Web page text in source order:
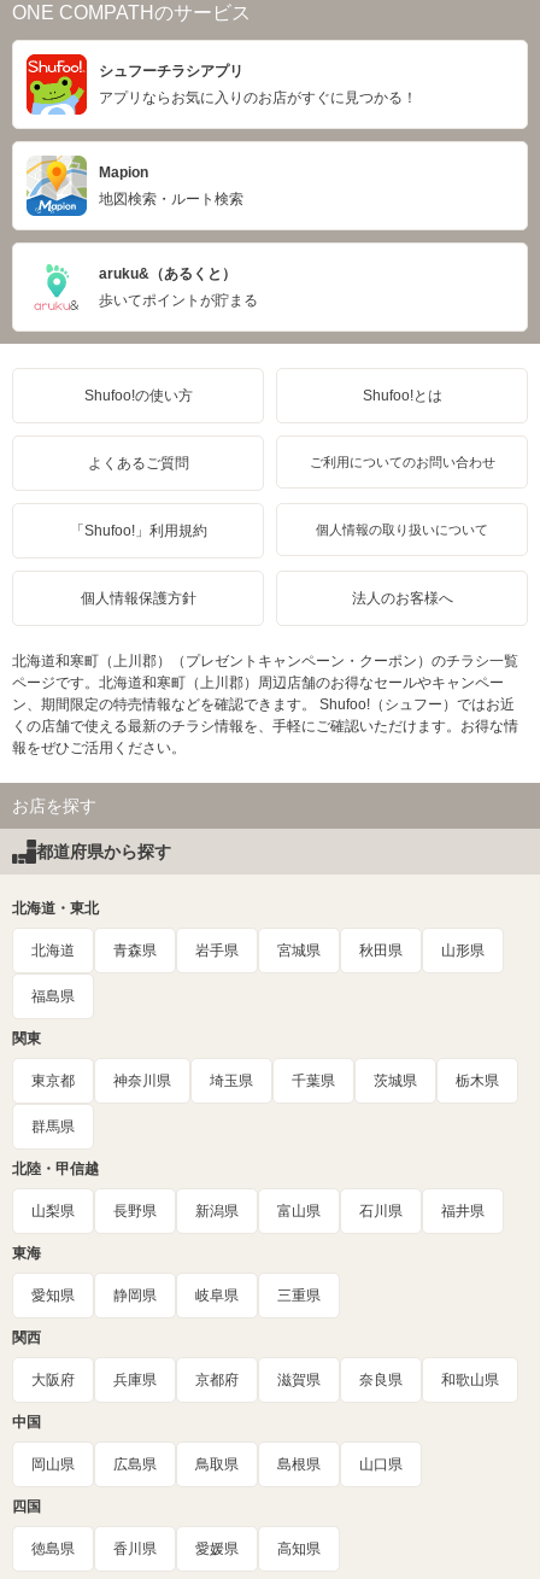
ONE COMPATHのサービス
シュフーチラシアプリ
アプリならお気に入りのお店がすぐに見つかる！
Mapion
地図検索・ルート検索
aruku&（あるくと）
歩いてポイントが貯まる
Shufoo!の使い方 Shufoo!とは
よくあるご質問 ご利用についてのお問い合わせ
「Shufoo!」利用規約 個人情報の取り扱いについて
個人情報保護方針 法人のお客様へ
北海道和寒町（上川郡）（プレゼントキャンペーン・クーポン）のチラシ一覧
ページです。北海道和寒町（上川郡）周辺店舗のお得なセールやキャンペー
ン、期間限定の特売情報などを確認できます。 Shufoo!（シュフー）ではお近
くの店舗で使える最新のチラシ情報を、手軽にご確認いただけます。お得な情
報をぜひご活用ください。
お店を探す
都道府県から探す
北海道・東北
北海道 青森県 岩手県 宮城県 秋田県 山形県
福島県
関東
東京都 神奈川県 埼玉県 千葉県 茨城県 栃木県
群馬県
北陸・甲信越
山梨県 長野県 新潟県 富山県 石川県 福井県
東海
愛知県 静岡県 岐阜県 三重県
関西
大阪府 兵庫県 京都府 滋賀県 奈良県 和歌山県
中国
岡山県 広島県 鳥取県 島根県 山口県
四国
徳島県 香川県 愛媛県 高知県